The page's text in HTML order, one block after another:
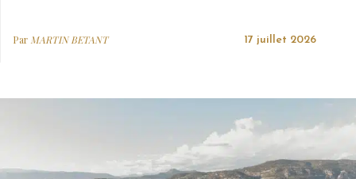
Par MARTIN BETANT 17 juillet 2026